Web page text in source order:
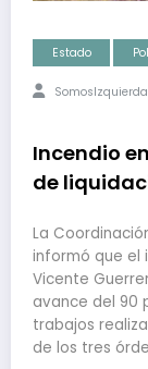
Estado
SomosIzquierda
Incendio
de
La
informó que el
Vicente
avance del 90
trabajos
de los tres